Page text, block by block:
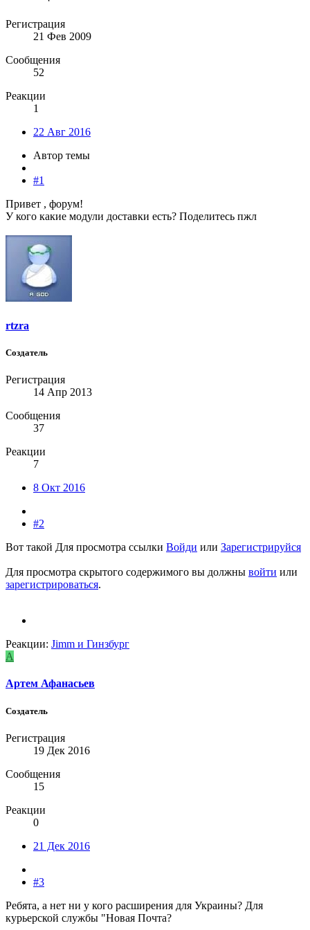
Регистрация
21 Фев 2009
Сообщения
52
Реакции
1
22 Авг 2016
Автор темы
#1
Привет , форум!
У кого какие модули доставки есть? Поделитесь пжл
rtzra
Создатель
Регистрация
14 Апр 2013
Сообщения
37
Реакции
7
8 Окт 2016
#2
Вот такой Для просмотра ссылки Войди или Зарегистрируйся
Для просмотра скрытого содержимого вы должны войти или
зарегистрироваться.
Реакции: Jimm и Гинзбург
А
Артем Афанасьев
Создатель
Регистрация
19 Дек 2016
Сообщения
15
Реакции
0
21 Дек 2016
#3
Ребята, а нет ни у кого расширения для Украины? Для
курьерской службы "Новая Почта?